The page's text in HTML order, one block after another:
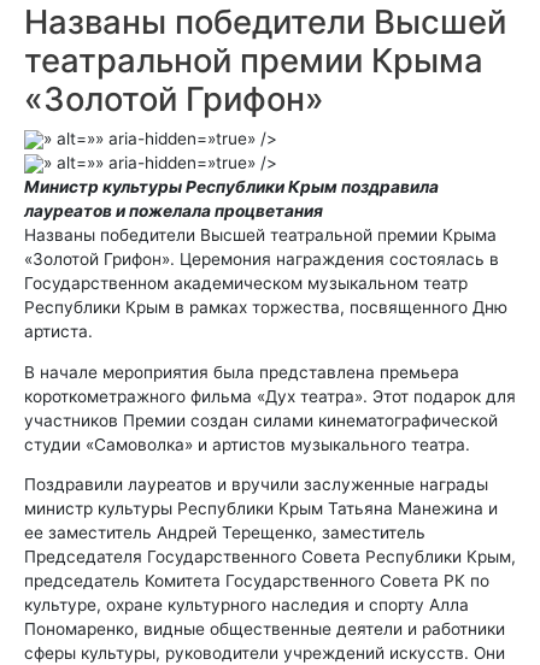
Названы победители Высшей
театральной премии Крыма
«Золотой Грифон»
» alt=»» aria-hidden=»true» />
» alt=»» aria-hidden=»true» />
Министр культуры Республики Крым поздравила
лауреатов и пожелала процветания
Названы победители Высшей театральной премии Крыма
«Золотой Грифон». Церемония награждения состоялась в
Государственном академическом музыкальном театр
Республики Крым в рамках торжества, посвященного Дню
артиста.
В начале мероприятия была представлена премьера
короткометражного фильма «Дух театра». Этот подарок для
участников Премии создан силами кинематографической
студии «Самоволка» и артистов музыкального театра.
Поздравили лауреатов и вручили заслуженные награды
министр культуры Республики Крым Татьяна Манежина и
ее заместитель Андрей Терещенко, заместитель
Председателя Государственного Совета Республики Крым,
председатель Комитета Государственного Совета РК по
культуре, охране культурного наследия и спорту Алла
Пономаренко, видные общественные деятели и работники
сферы культуры, руководители учреждений искусств. Они